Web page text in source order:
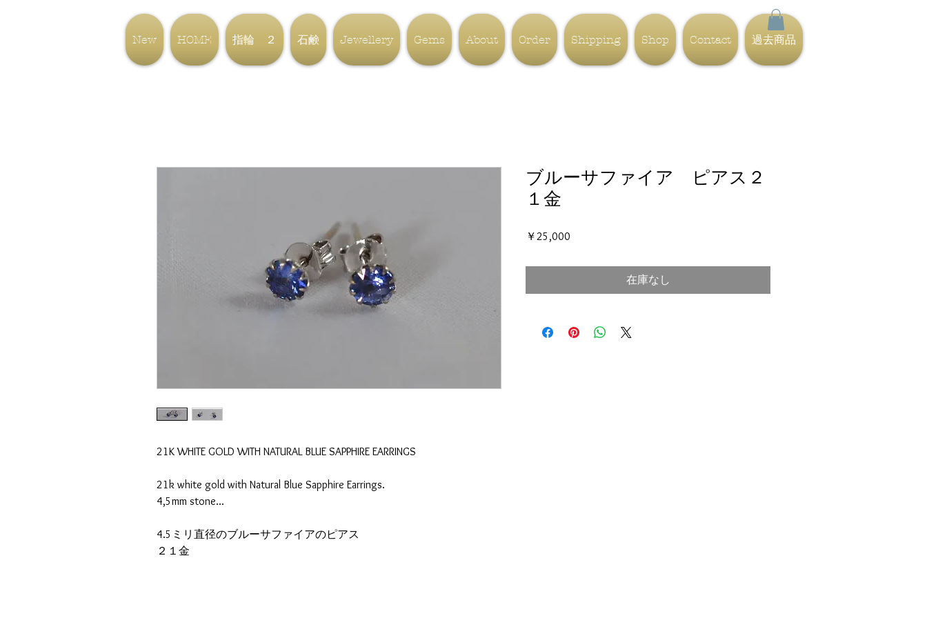
New HOME 指輪 ２ 石鹸 Jewellery Gems About Order Shipping Shop Contact 過去商品
21K WHITE GOLD WITH NATURAL BLUE SAPPHIRE EARRINGS
21k white gold with Natural Blue Sapphire Earrings.
4,5mm stone...
4.5ミリ直径のブルーサファイアのピアス
２１金
ブルーサファイア ピアス２
１金
￥25,000
在庫なし